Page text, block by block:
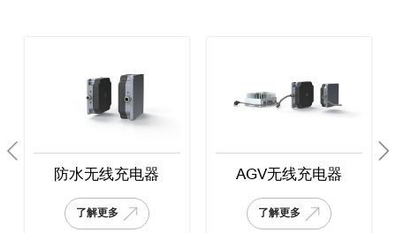
防水无线充电器
了解更多
AGV无线充电器
了解更多